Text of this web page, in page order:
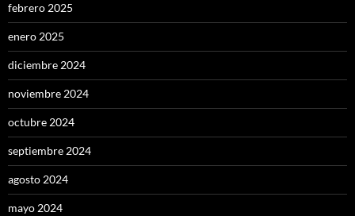
febrero 2025
enero 2025
diciembre 2024
noviembre 2024
octubre 2024
septiembre 2024
agosto 2024
mayo 2024